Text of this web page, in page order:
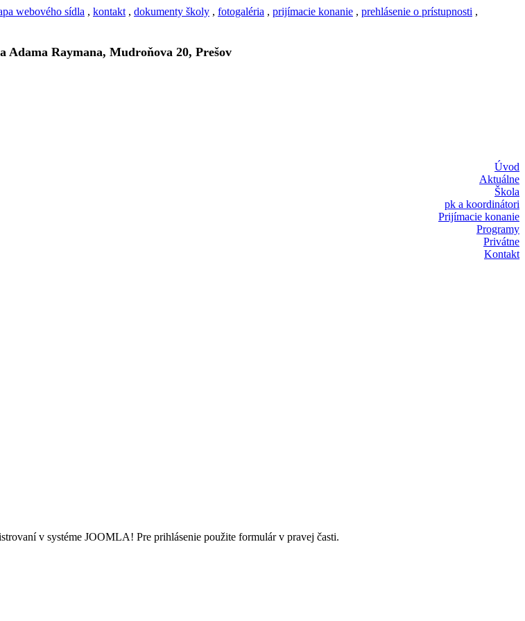
webového sídla , kontakt , dokumenty školy , fotogaléria , prijímacie konanie , prehlásenie o prístupnosti ,
Adama Raymana, Mudroňova 20, Prešov
Úvod
Aktuálne
Škola
pk a koordinátori
Prijímacie konanie
Programy
Privátne
Kontakt
v systéme JOOMLA! Pre prihlásenie použite formulár v pravej časti.